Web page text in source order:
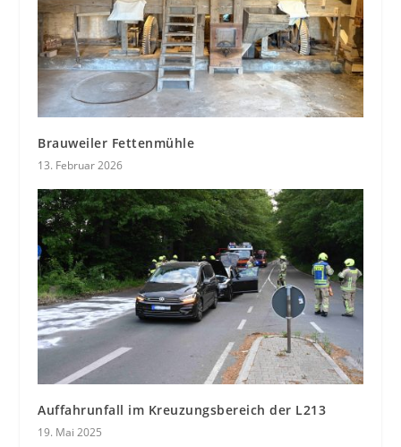
Brauweiler Fettenmühle
13. Februar 2026
Auffahrunfall im Kreuzungsbereich der L213
19. Mai 2025